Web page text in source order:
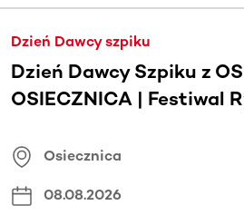
Dzień Dawcy szpiku
Dzień Dawcy Szpiku z
OSIECZNICA | Festiwal
Osiecznica
08.08.2026